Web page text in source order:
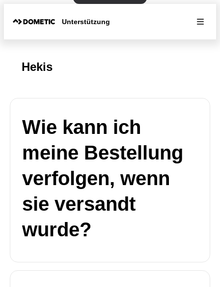
Unterstützung
Hekis
Wie kann ich
meine Bestellung
verfolgen, wenn
sie versandt
wurde?